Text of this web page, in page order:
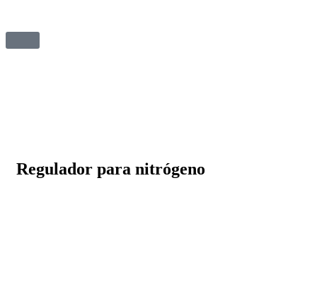
Regulador para nitrógeno